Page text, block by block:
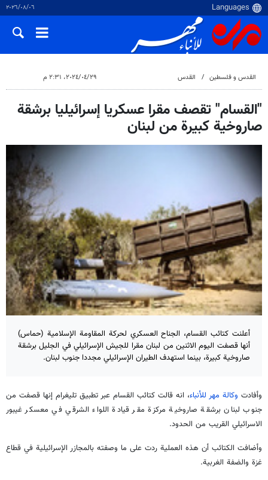
٠٦‏/٠٨‏/٢٠٢٦
القدس و فلسطین القدس ٢٩‏/٠٤‏/٢٠٢٤، ٢:٣١ م
"القسام" تقصف مقرا عسكريا إسرائيليا برشقة
صاروخية كبيرة من لبنان
أعلنت كتائب القسام، الجناح العسكري لحركة المقاومة الإسلامية (حماس)
أنها قصفت اليوم الاثنين من لبنان مقرا للجيش الإسرائيلي في الجليل برشقة
صاروخية كبيرة، بينما استهدف الطيران الإسرائيلي مجددا جنوب لبنان.
وأفادت وكالة مهر للأنباء، انه قالت كتائب القسام عبر تطبيق تليغرام إنها قصفت من
جنوب لبنان برشقة صاروخية مركزة مقر قيادة اللواء الشرقي في معسكر غيبور
الاسرائيلي القريب من الحدود.
وأضافت الكتائب أن هذه العملية ردت على ما وصفته بالمجازر الإسرائيلية في قطاع
غزة والضفة الغربية.